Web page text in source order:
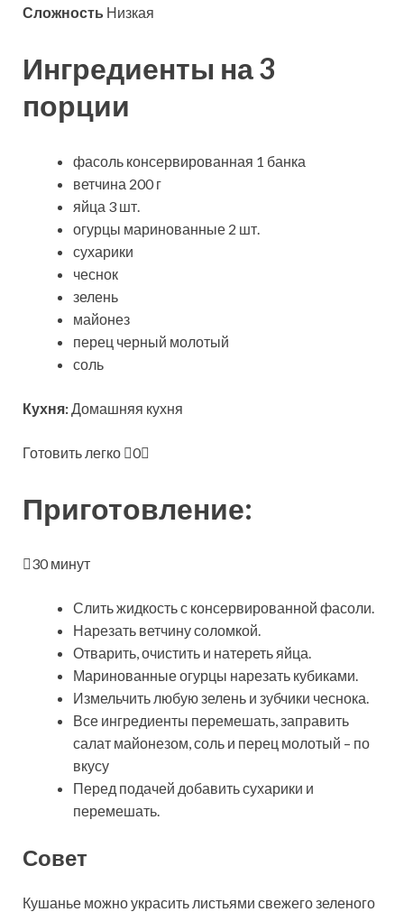
Сложность Низкая
Ингредиенты на 3
порции
фасоль консервированная 1 банка
ветчина 200 г
яйца 3 шт.
огурцы маринованные 2 шт.
сухарики
чеснок
зелень
майонез
перец черный молотый
соль
Кухня: Домашняя кухня
Готовить легко 0
Приготовление:
30 минут
Слить жидкость с консервированной фасоли.
Нарезать ветчину соломкой.
Отварить, очистить и натереть яйца.
Маринованные огурцы нарезать кубиками.
Измельчить любую зелень и зубчики чеснока.
Все ингредиенты перемешать, заправить
салат майонезом, соль и перец молотый – по
вкусу
Перед подачей добавить сухарики и
перемешать.
Совет
Кушанье можно украсить листьями свежего зеленого